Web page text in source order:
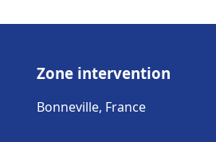
Zone intervention
Bonneville, France